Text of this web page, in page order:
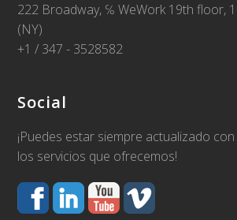
222 Broadway, ℅ WeWork 19th floor,
(NY)
+1 / 347 - 3528582
Social
¡Puedes estar siempre actualizado
los servicios que ofrecemos!